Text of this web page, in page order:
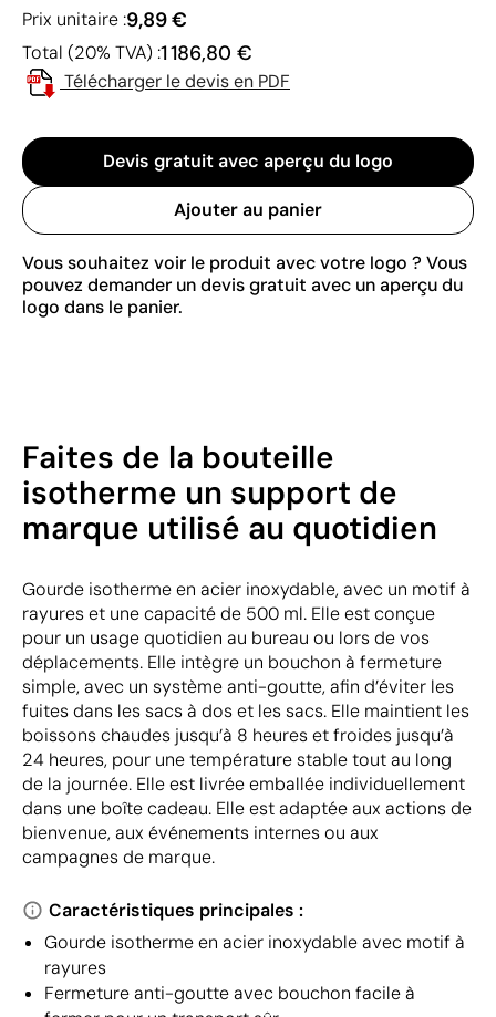
Prix unitaire :9,89 €
Total (20% TVA) :1 186,80 €
Télécharger le devis en PDF
Devis gratuit avec aperçu du logo
Ajouter au panier
Vous souhaitez voir le produit avec votre logo ? Vous
pouvez demander un devis gratuit avec un aperçu du
logo dans le panier.
Faites de la bouteille
isotherme un support de
marque utilisé au quotidien
Gourde isotherme en acier inoxydable, avec un motif à
rayures et une capacité de 500 ml. Elle est conçue
pour un usage quotidien au bureau ou lors de vos
déplacements. Elle intègre un bouchon à fermeture
simple, avec un système anti-goutte, afin d’éviter les
fuites dans les sacs à dos et les sacs. Elle maintient les
boissons chaudes jusqu’à 8 heures et froides jusqu’à
24 heures, pour une température stable tout au long
de la journée. Elle est livrée emballée individuellement
dans une boîte cadeau. Elle est adaptée aux actions de
bienvenue, aux événements internes ou aux
campagnes de marque.
Caractéristiques principales :
Gourde isotherme en acier inoxydable avec motif à
rayures
Fermeture anti-goutte avec bouchon facile à